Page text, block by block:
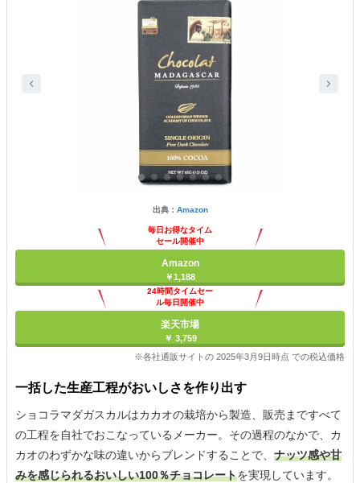
出典： Amazon
毎日お得なタイム
セール開催中
Amazon
￥1,188
24時間タイムセー
ル毎日開催中
楽天市場
￥ 3,759
※各社通販サイトの 2025年3月9日時点 での税込価格
一括した生産工程がおいしさを作り出す
ショコラマダガスカルはカカオの栽培から製造、販売まですべて
の工程を自社でおこなっているメーカー。その過程のなかで、カ
カオのわずかな味の違いからブレンドすることで、 ナッツ感や甘
みを感じられるおいしい100％チョコレートを実現しています。